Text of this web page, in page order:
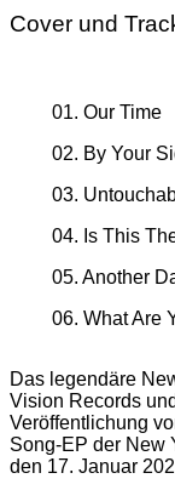
Cover und
01. Our Time
02. By Your
03.
04. Is This
05. Another
06. What Are
Das legendäre
Vision Records
Veröffentlichung
Song-EP der New
den 17. Januar